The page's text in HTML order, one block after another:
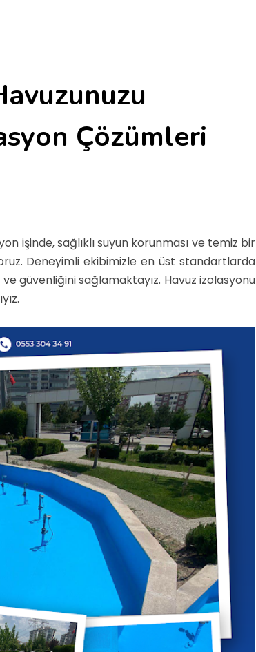
Çözümleri
işinde, sağlıklı suyun korunması ve temiz bir
Deneyimli ekibimizle en üst standartlarda
güvenliğini sağlamaktayız. Havuz izolasyonu